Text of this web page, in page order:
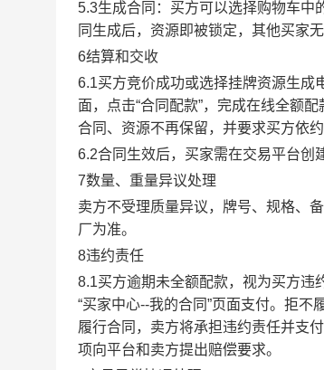
5.3生成合同：买方可以选择购物车中
同生成后，资源即被锁定，其他买家无
6结算和交收
6.1买方竞价成功或选择挂牌资源生成
面，点击“合同配款”，完成在线全额
合同、资源不再保留，并要求买方依
6.2合同生效后，买家需在交易平台创
7数量、重量异议处理
卖方不受理质量异议，牌号、规格、
厂为准。
8违约责任
8.1买方逾期未全额配款，视为买方违
“买家中心--我的合同”页面支付。拒
履行合同，卖方将承担违约责任并支
项向平台和卖方提出赔偿要求。